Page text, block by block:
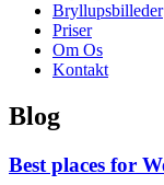
Bryllupsbilleder
Priser
Om Os
Kontakt
Blog
Best places for